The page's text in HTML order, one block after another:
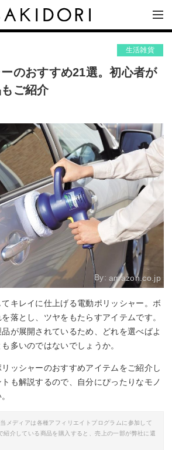
生活雑貨
のおすすめ21選。初心者が
ご紹介
By:amazon.co.jp
キレイに仕上げる電動ポリッシャー。ボ
落とし、ツヤをもたらすアイテムです。
が展開されているため、どれを選べばよ
多いのではないでしょうか。
ッシャーのおすすめアイテムをご紹介し
も解説するので、自分にぴったりなモノ
メディアは各種アフィリエイトプログラムに参加して
紹介している商品を購入すると、売上の一部が弊社に還